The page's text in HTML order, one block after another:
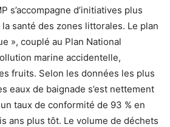
s’accompagne d’initiatives plus
santé des zones littorales. Le plan
», couplé au Plan National
marine accidentelle,
fruits. Selon les données les plus
eaux de baignade s’est nettement
taux de conformité de 93 % en
ans plus tôt. Le volume de déchets